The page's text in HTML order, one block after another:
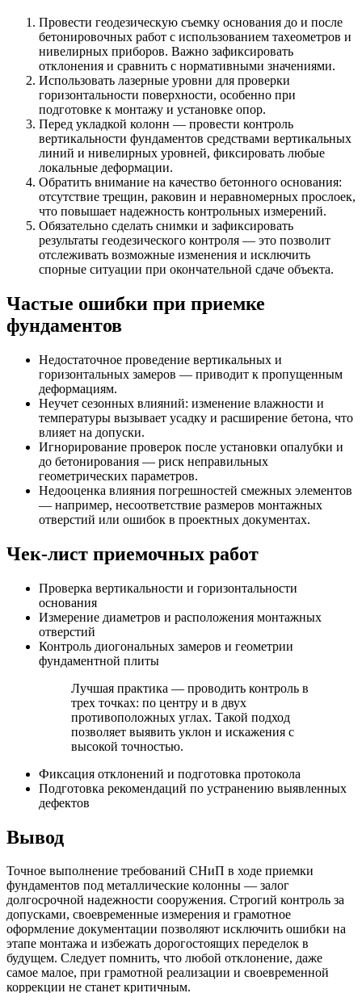
Провести геодезическую съемку основания до и после
бетонировочных работ с использованием тахеометров и
нивелирных приборов. Важно зафиксировать
отклонения и сравнить с нормативными значениями.
Использовать лазерные уровни для проверки
горизонтальности поверхности, особенно при
подготовке к монтажу и установке опор.
Перед укладкой колонн — провести контроль
вертикальности фундаментов средствами вертикальных
линий и нивелирных уровней, фиксировать любые
локальные деформации.
Обратить внимание на качество бетонного основания:
отсутствие трещин, раковин и неравномерных прослоек,
что повышает надежность контрольных измерений.
Обязательно сделать снимки и зафиксировать
результаты геодезического контроля — это позволит
отслеживать возможные изменения и исключить
спорные ситуации при окончательной сдаче объекта.
Частые ошибки при приемке
фундаментов
Недостаточное проведение вертикальных и
горизонтальных замеров — приводит к пропущенным
деформациям.
Неучет сезонных влияний: изменение влажности и
температуры вызывает усадку и расширение бетона, что
влияет на допуски.
Игнорирование проверок после установки опалубки и
до бетонирования — риск неправильных
геометрических параметров.
Недооценка влияния погрешностей смежных элементов
— например, несоответствие размеров монтажных
отверстий или ошибок в проектных документах.
Чек-лист приемочных работ
Проверка вертикальности и горизонтальности
основания
Измерение диаметров и расположения монтажных
отверстий
Контроль диогональных замеров и геометрии
фундаментной плиты
Лучшая практика — проводить контроль в
трех точках: по центру и в двух
противоположных углах. Такой подход
позволяет выявить уклон и искажения с
высокой точностью.
Фиксация отклонений и подготовка протокола
Подготовка рекомендаций по устранению выявленных
дефектов
Вывод
Точное выполнение требований СНиП в ходе приемки
фундаментов под металлические колонны — залог
долгосрочной надежности сооружения. Строгий контроль за
допусками, своевременные измерения и грамотное
оформление документации позволяют исключить ошибки на
этапе монтажа и избежать дорогостоящих переделок в
будущем. Следует помнить, что любой отклонение, даже
самое малое, при грамотной реализации и своевременной
коррекции не станет критичным.